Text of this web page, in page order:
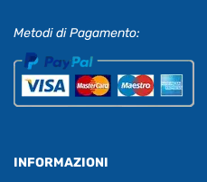
Metodi di Pagamento:
INFORMAZIONI